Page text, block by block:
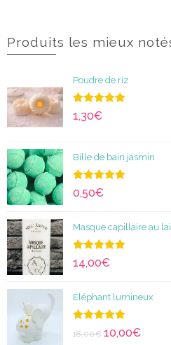
Produits les mieux
Poudre de riz
Note5.00
sur 5
1,30€
Bille de bain jasmin
Note5.00
sur 5
0,50€
Masque capillaire au
Note5.00
sur 5
14,00€
Eléphant lumineux
Note
5.00
sur 5
18,00€ 10,00€